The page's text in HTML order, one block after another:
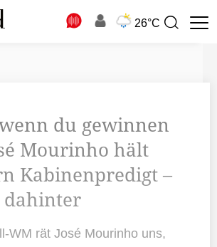
26°C
Suchbegriff
du gewinnen
Mourinho hält
Kabinenpredigt –
dahinter
WM rät José Mourinho uns,